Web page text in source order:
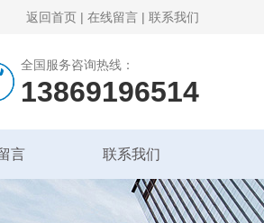
返回首页 | 在线留言 | 联系我们
全国服务咨询热线：
13869196514
言 联系我们